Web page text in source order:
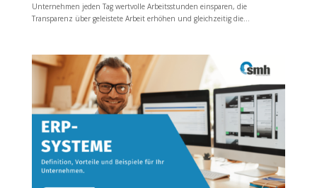
Unternehmen jeden Tag wertvolle Arbeitsstunden einsparen, die
Transparenz über geleistete Arbeit erhöhen und gleichzeitig die...